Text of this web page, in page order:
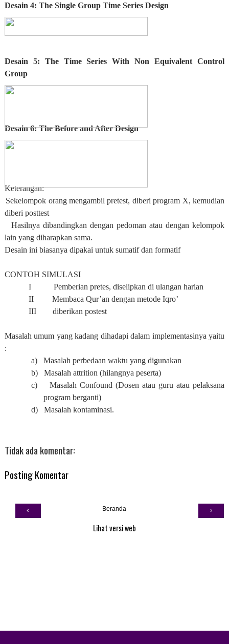
Desain 4: The Single Group Time Series Design
Desain 5: The Time Series With Non Equivalent Control
Group
Desain 6: The Before and After Design
Keterangan:
Sekelompok orang mengambil pretest, diberi program X, kemudian
diberi posttest
Hasilnya dibandingkan dengan pedoman atau dengan kelompok
lain yang diharapkan sama.
Desain ini biasanya dipakai untuk sumatif dan formatif
CONTOH SIMULASI
I Pemberian pretes, diselipkan di ulangan harian
II Membaca Qur’an dengan metode Iqro’
III diberikan postest
Masalah umum yang kadang dihadapi dalam implementasinya yaitu
:
a)
Masalah perbedaan waktu yang digunakan
b)
Masalah attrition (hilangnya peserta)
c)
Masalah Confound (Dosen atau guru atau pelaksana
program berganti)
d)
Masalah kontaminasi.
Tidak ada komentar:
Posting Komentar
‹ ›
Beranda
Lihat versi web